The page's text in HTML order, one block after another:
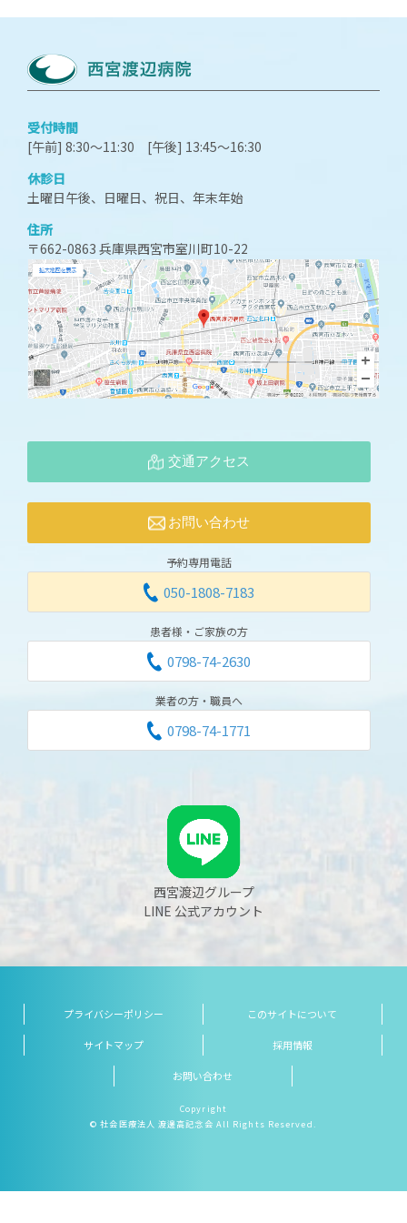
受付時間
[午前] 8:30～11:30 [午後] 13:45～16:30
休診日
土曜日午後、日曜日、祝日、年末年始
住所
〒662-0863 兵庫県西宮市室川町10-22
交通アクセス
お問い合わせ
予約専用電話
050-1808-7183
患者様・ご家族の方
0798-74-2630
業者の方・職員へ
0798-74-1771
西宮渡辺グループ
LINE 公式アカウント
プライバシーポリシー このサイトについて
サイトマップ 採用情報
お問い合わせ
Copyright
© 社会医療法人 渡邊高記念会 All Rights Reserved.